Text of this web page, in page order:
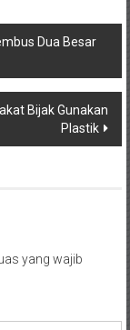
Dua Besar
Bijak Gunakan
Plastik
yang wajib